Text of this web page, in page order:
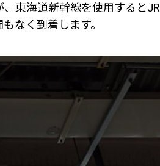
東海道新幹線を使用するとJR
なく到着します。